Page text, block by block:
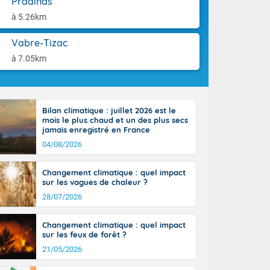
à 5.26km
Vabre-Tizac
à 7.05km
l'après-
14
il fait
30 à 35
Bilan climatique : juillet 2026 est le
mois le plus chaud et un des plus secs
jamais enregistré en France
04/08/2026
Changement climatique : quel impact
sur les vagues de chaleur ?
28/07/2026
Changement climatique : quel impact
sur les feux de forêt ?
21/05/2026